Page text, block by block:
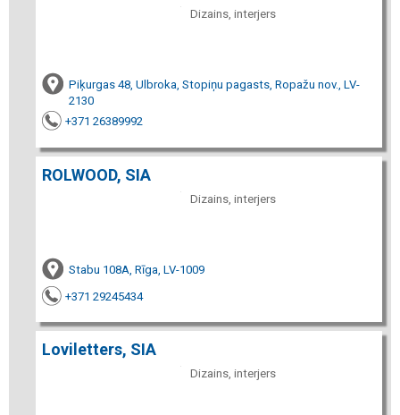
Dizains, interjers
Piķurgas 48, Ulbroka, Stopiņu pagasts, Ropažu nov., LV-
2130
+371 26389992
ROLWOOD, SIA
Dizains, interjers
Stabu 108A, Rīga, LV-1009
+371 29245434
Loviletters, SIA
Dizains, interjers